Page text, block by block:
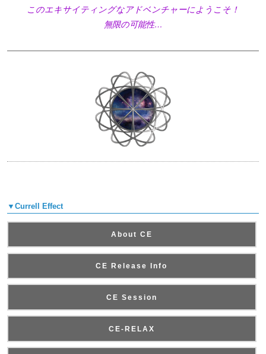
このエキサイティングなアドベンチャーにようこそ！
無限の可能性…
▼Currell Effect
About CE
CE Release Info
CE Session
CE-RELAX